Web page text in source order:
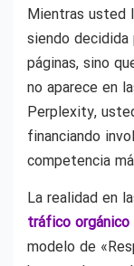
Mientras usted
siendo decidida
páginas, sino
no aparece en
Perplexity,
financiando
competencia
La realidad en
tráfico orgánico
modelo de